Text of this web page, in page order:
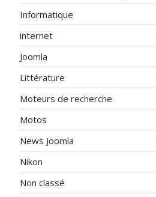
Informatique
internet
Joomla
Littérature
Moteurs de recherche
Motos
News Joomla
Nikon
Non classé